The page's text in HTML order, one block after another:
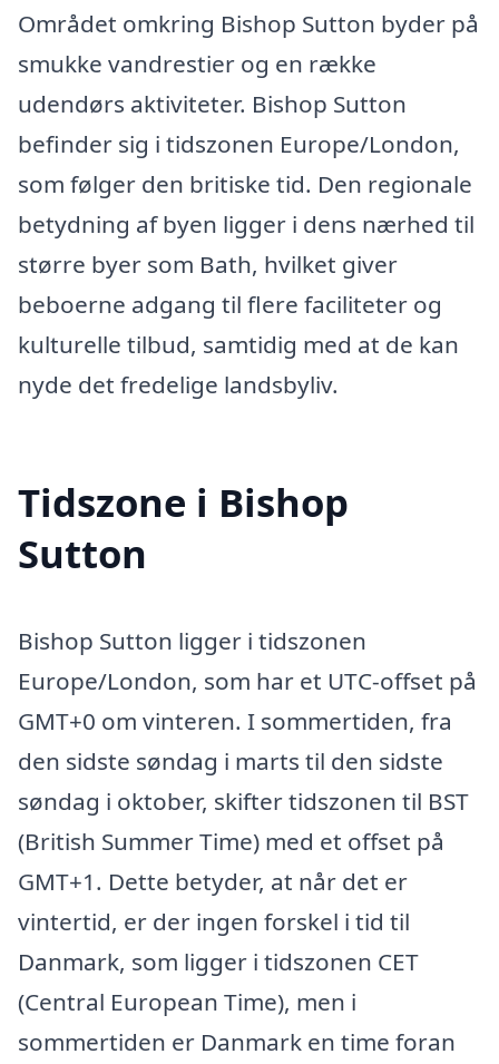
Området omkring Bishop Sutton byder på
smukke vandrestier og en række
udendørs aktiviteter. Bishop Sutton
befinder sig i tidszonen Europe/London,
som følger den britiske tid. Den regionale
betydning af byen ligger i dens nærhed til
større byer som Bath, hvilket giver
beboerne adgang til flere faciliteter og
kulturelle tilbud, samtidig med at de kan
nyde det fredelige landsbyliv.
Tidszone i Bishop
Sutton
Bishop Sutton ligger i tidszonen
Europe/London, som har et UTC-offset på
GMT+0 om vinteren. I sommertiden, fra
den sidste søndag i marts til den sidste
søndag i oktober, skifter tidszonen til BST
(British Summer Time) med et offset på
GMT+1. Dette betyder, at når det er
vintertid, er der ingen forskel i tid til
Danmark, som ligger i tidszonen CET
(Central European Time), men i
sommertiden er Danmark en time foran